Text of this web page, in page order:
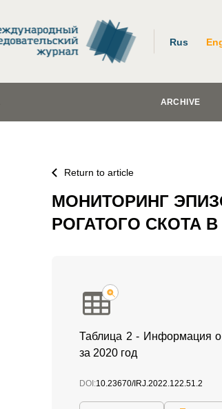
Rus
ARCHIVE
Return to article
МОНИТОРИНГ
РОГАТОГО СКОТА
Таблица 2 - Информация о
за 2020 год
DOI:10.23670/IRJ.2022.122.51.2